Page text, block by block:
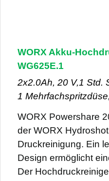
WORX Akku-
WG625E.1
2x2.0Ah, 20 V,1 Std.
1
WORX Powershare
der WORX
Druckreinigung. Ein
Design ermöglicht
Der